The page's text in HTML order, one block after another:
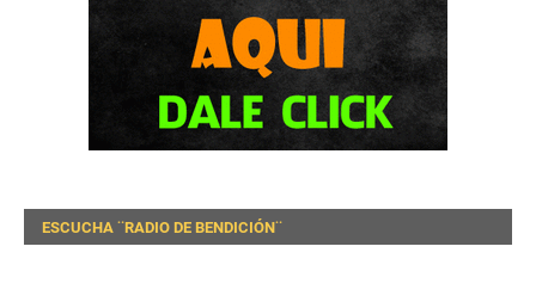
ESCUCHA ¨RADIO DE BENDICIÓN¨